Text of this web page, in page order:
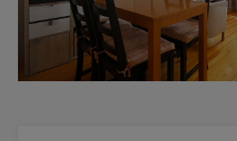
Previous